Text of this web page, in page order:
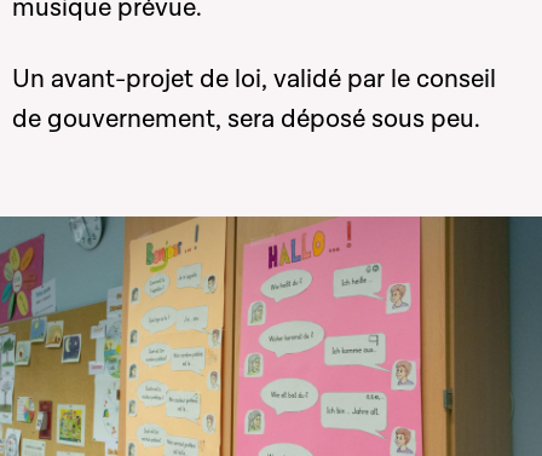
musique prévue.
Un avant-projet de loi, validé par le conseil
de gouvernement, sera déposé sous peu.